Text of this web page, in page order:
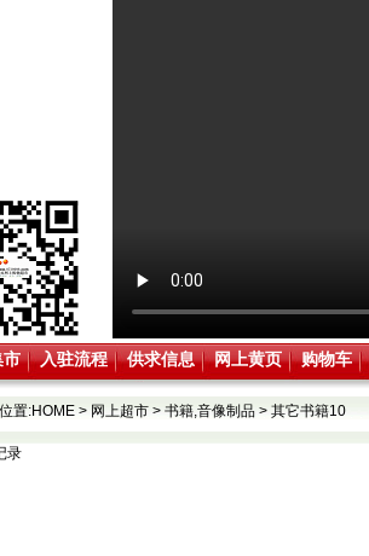
入驻流程 供求信息 网上黄页 购物车
置:HOME> 网上超市> 书籍,音像制品> 其它书籍10
录